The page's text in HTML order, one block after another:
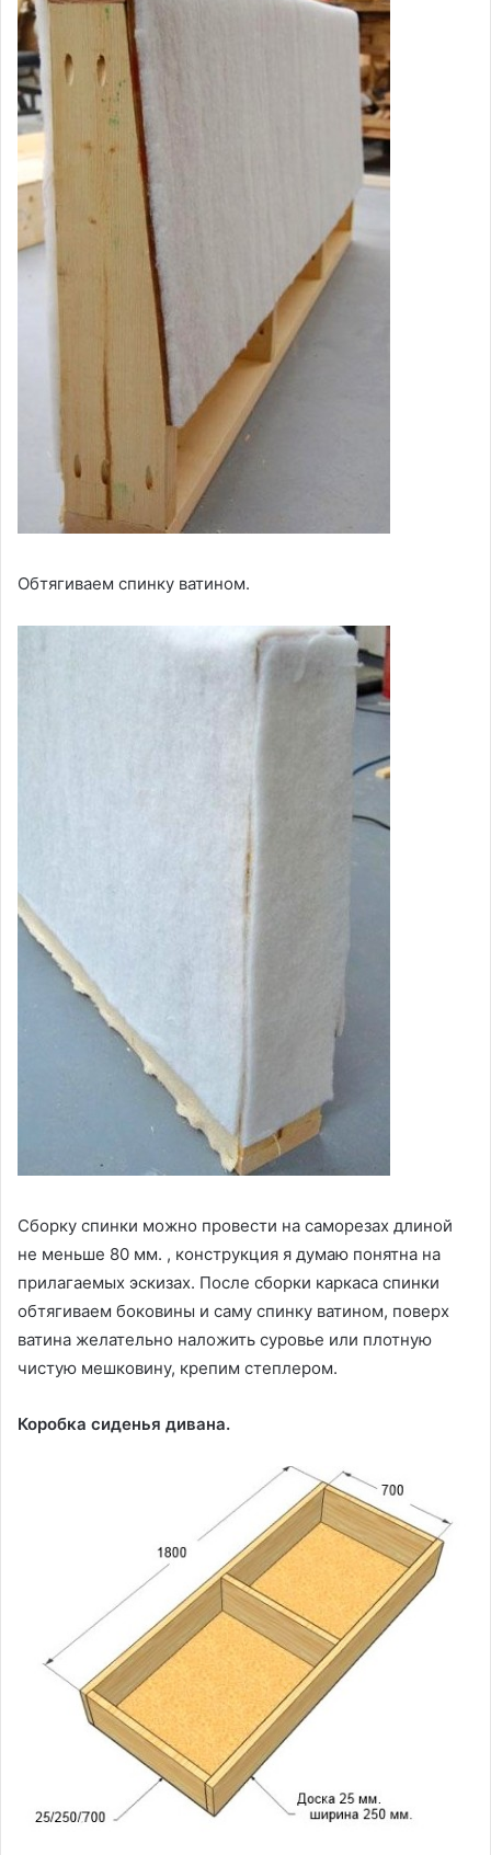
Обтягиваем спинку ватином.
Сборку спинки можно провести на саморезах длиной
не меньше 80 мм. , конструкция я думаю понятна на
прилагаемых эскизах. После сборки каркаса спинки
обтягиваем боковины и саму спинку ватином, поверх
ватина желательно наложить суровье или плотную
чистую мешковину, крепим степлером.
Коробка сиденья дивана.